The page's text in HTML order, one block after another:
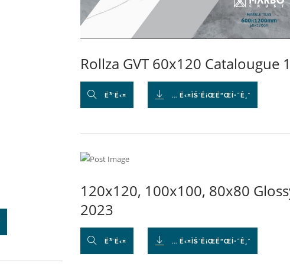
Rollza GVT 60x120 Catalougue
Ë³´Ë‹¤ ... Ë‹¤ÌŠ´Ë¡ŒË“ŒÍ•˜Ê¸°
120x120, 100x100, 80x80
2023
Ë³´Ë‹¤ ... Ë‹¤ÌŠ´Ë¡ŒË“ŒÍ•˜Ê¸°